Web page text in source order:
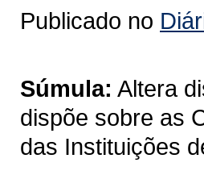
Publicado no
Súmula: Altera
dispõe sobre as
das Instituições